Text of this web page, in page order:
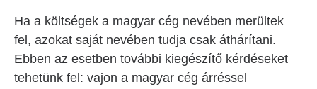
Ha a költségek a magyar cég nevében merültek
fel, azokat saját nevében tudja csak áthárítani.
Ebben az esetben további kiegészítő kérdéseket
tehetünk fel: vajon a magyar cég árréssel